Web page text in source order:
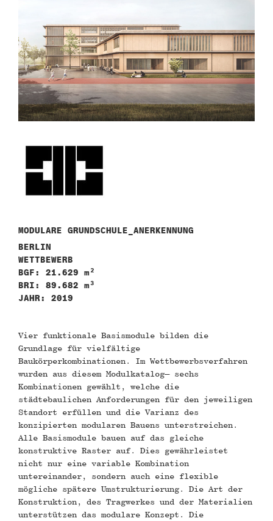
MODULARE GRUNDSCHULE_ANERKENNUNG
BERLIN
WETTBEWERB
BGF: 21.629 m²
BRI: 89.682 m³
JAHR: 2019
Vier funktionale Basismodule bilden die
Grundlage für vielfältige
Baukörperkombinationen. Im Wettbewerbsverfahren
wurden aus diesem Modulkatalog– sechs
Kombinationen gewählt, welche die
städtebaulichen Anforderungen für den jeweiligen
Standort erfüllen und die Varianz des
konzipierten modularen Bauens unterstreichen.
Alle Basismodule bauen auf das gleiche
konstruktive Raster auf. Dies gewährleistet
nicht nur eine variable Kombination
untereinander, sondern auch eine flexible
mögliche spätere Umstrukturierung. Die Art der
Konstruktion, des Tragwerkes und der Materialien
unterstützen das modulare Konzept. Die